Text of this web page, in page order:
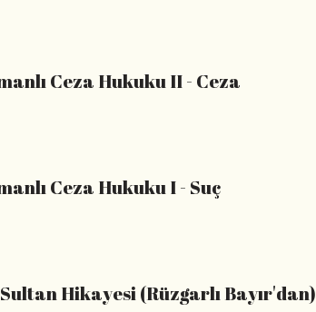
Ceza Hukuku II - Ceza
Ceza Hukuku I - Suç
Hikayesi (Rüzgarlı Bayır'dan)